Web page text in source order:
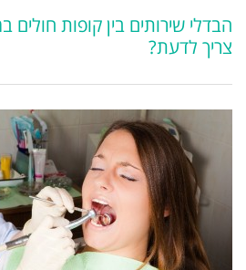
הבדלי שירותים בין קופות חולים
צריך לדעת?